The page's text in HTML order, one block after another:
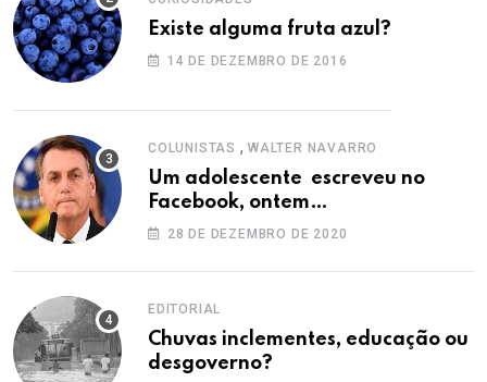
Existe alguma fruta azul?
14 DE DEZEMBRO DE 2016
COLUNISTAS , WALTER NAVARRO
Um adolescente escreveu no
Facebook, ontem…
28 DE DEZEMBRO DE 2020
EDITORIAL
Chuvas inclementes, educação ou
desgoverno?